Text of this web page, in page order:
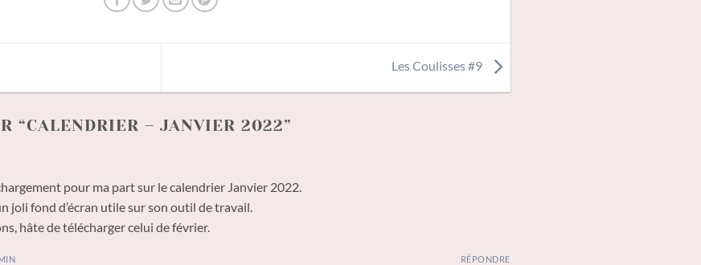
Les Coulisses #9
“CALENDRIER – JANVIER 2022”
pour ma part sur le calendrier Janvier 2022.
joli fond d’écran utile sur son outil de travail.
hâte de télécharger celui de février.
RÉPONDRE